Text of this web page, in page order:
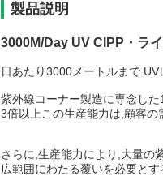
製品説明
3000M/Day UV CIPP・ラ
日あたり3000メートルまで
紫外線コーナー製造に専念し
3倍以上この生産能力は,顧客の
さらに,生産能力により,大量の
広範囲にわたる覆いを必要と